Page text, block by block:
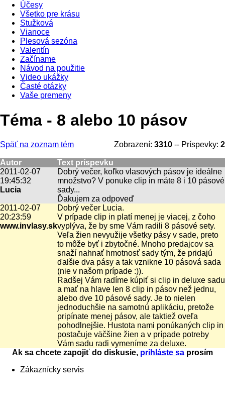
Účesy
Všetko pre krásu
Stužková
Vianoce
Plesová sezóna
Valentín
Začíname
Návod na použitie
Video ukážky
Časté otázky
Vaše premeny
Téma - 8 alebo 10 pásov
Späť na zoznam tém Zobrazení: 3310 -- Príspevky: 2
Autor
Text príspevku
2011-02-07
19:45:32
Lucia
Dobrý večer, koľko vlasových pásov je ideálne
množstvo? V ponuke clip in máte 8 i 10 pásové
sady...
Ďakujem za odpoveď
2011-02-07
20:23:59
www.invlasy.sk
Dobrý večer Lucia.
V prípade clip in platí menej je viacej, z čoho
vyplýva, že by sme Vám radili 8 pásové sety.
Veľa žien nevyužije všetky pásy v sade, preto
to môže byť i zbytočné. Mnoho predajcov sa
snaží nahnať hmotnosť sady tým, že pridajú
ďalšie dva pásy a tak vznikne 10 pásová sada
(nie v našom prípade :)).
Radšej Vám radíme kúpiť si clip in deluxe sadu
a mať na hlave len 8 clip in pásov než jednu,
alebo dve 10 pásové sady. Je to nielen
jednoduchšie na samotnú aplikáciu, pretože
pripínate menej pásov, ale taktiež oveľa
pohodlnejšie. Hustota nami ponúkaných clip in
postačuje väčšine žien a v prípade potreby
Vám sadu radi vymeníme za deluxe.
Ak sa chcete zapojiť do diskusie, prihláste sa prosím
Zákaznícky servis